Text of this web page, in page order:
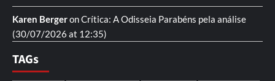
Karen BergeronCrítica: A Odisseia Parabéns pela análise
(30/07/2026 at 12:35)
TAGs